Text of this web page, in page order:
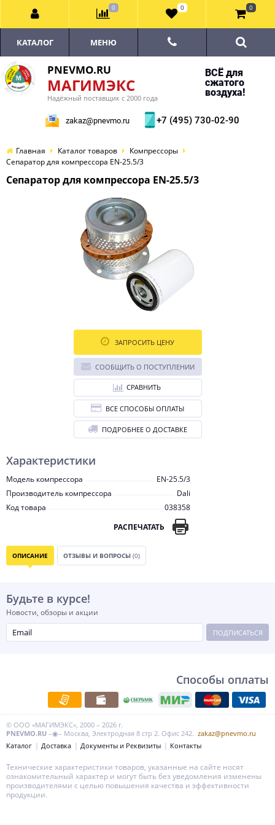
PNEVMO.RU
МАГИМЭКС
Надёжный поставщик с 2000 года
ВСЁ для
сжатого
воздуха!
zakaz@pnevmo.ru +7 (495) 730-02-90
КАТАЛОГ МЕНЮ
Главная Каталог товаров
Компрессоры
Сепаратор для компрессора EN-25.5/3
Сепаратор для компрессора EN-25.5/3
Характеристики
Модель компрессора
EN-25.5/3
Производитель компрессора
Dali
Код товара
038358
РАСПЕЧАТАТЬ
ЗАПРОСИТЬ ЦЕНУ
СООБЩИТЬ О ПОСТУПЛЕНИИ
СРАВНИТЬ
ВСЕ СПОСОБЫ ОПЛАТЫ
ПОДРОБНЕЕ О ДОСТАВКЕ
ОПИСАНИЕ ОТЗЫВЫ И ВОПРОСЫ (0)
Будьте в курсе!
Новости, обзоры и акции
ПОДПИСАТЬСЯ
Способы оплаты
© ООО «МАГИМЭКС», 2000 – 2026 г.
PNEVMO.RU –◉– Москва, Электродная 8 стр 2. Офис 242. zakaz@pnevmo.ru
Каталог
Доставка Документы и Реквизиты Контакты
0 0 0
Технические характеристики товаров, указанные на сайте носят
ознакомительный характер и могут быть без уведомления изменены
производителями с целью повышения качества и эффективности
продукции.